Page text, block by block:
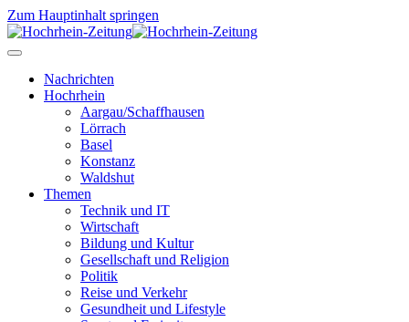
Zum Hauptinhalt springen
Nachrichten
Hochrhein
Aargau/Schaffhausen
Lörrach
Basel
Konstanz
Waldshut
Themen
Technik und IT
Wirtschaft
Bildung und Kultur
Gesellschaft und Religion
Politik
Reise und Verkehr
Gesundheit und Lifestyle